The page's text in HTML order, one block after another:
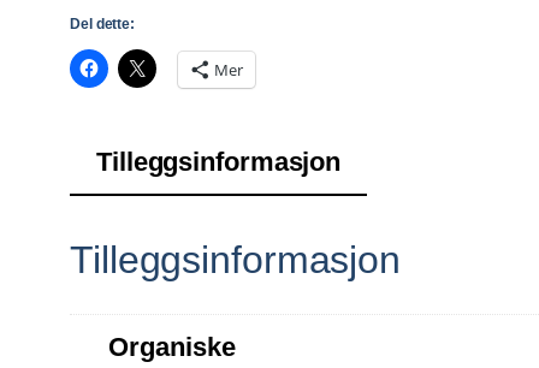
Del dette:
Mer
Tilleggsinformasjon
Tilleggsinformasjon
Organiske